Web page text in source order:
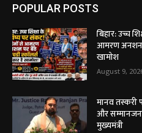
POPULAR POSTS
बिहार: उच्च
आमरण अनशन
खामोश
August 9,
मानव तस्करी
और
मुख्यमंत्री